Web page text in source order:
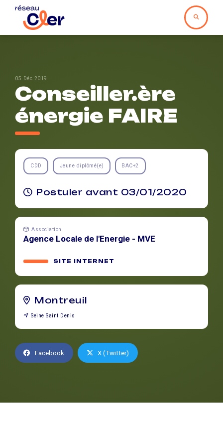
05 Déc 2019
Conseiller.ère
énergie FAIRE
CDD Jeune diplômé(e) BAC+2
Postuler avant 03/01/2020
Association
Agence Locale de l'Energie - MVE
SITE INTERNET
Montreuil
Seine Saint Denis
Facebook X (Twitter)